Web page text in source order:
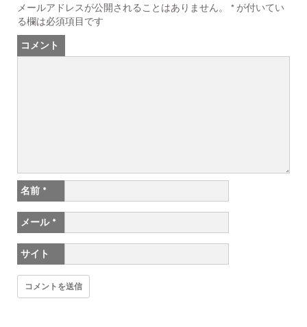
メールアドレスが公開されることはありません。 *が付いてい
る欄は必須項目です
コメント
名前 *
メール *
サイト